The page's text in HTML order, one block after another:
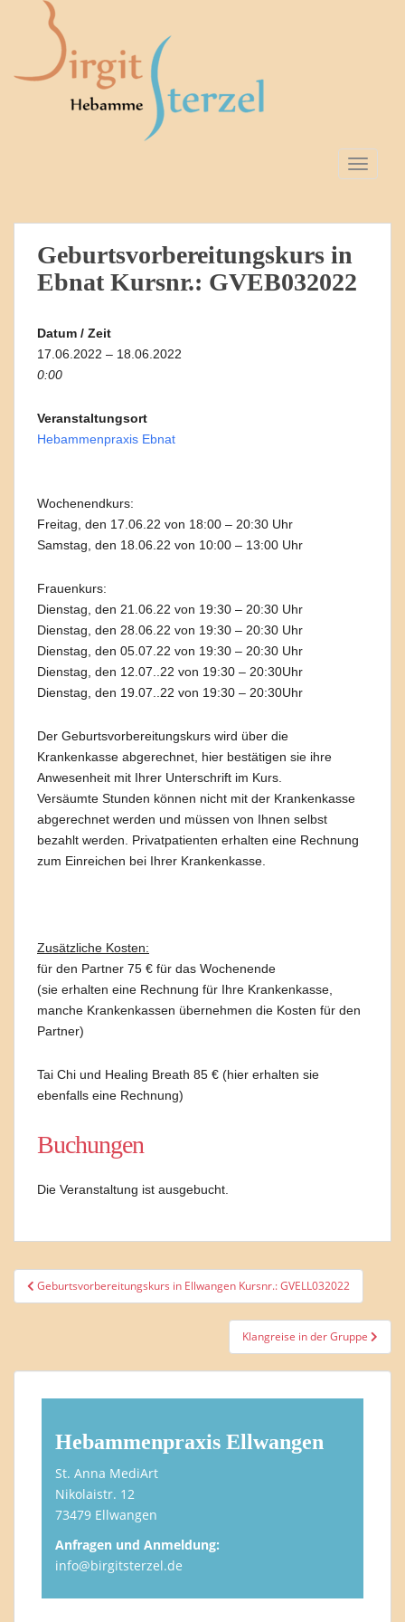
Geburtsvorbereitungskurs in
Ebnat Kursnr.: GVEB032022
Datum / Zeit
17.06.2022 – 18.06.2022
0:00
Veranstaltungsort
Hebammenpraxis Ebnat
Wochenendkurs:
Freitag, den 17.06.22 von 18:00 – 20:30 Uhr
Samstag, den 18.06.22 von 10:00 – 13:00 Uhr
Frauenkurs:
Dienstag, den 21.06.22 von 19:30 – 20:30 Uhr
Dienstag, den 28.06.22 von 19:30 – 20:30 Uhr
Dienstag, den 05.07.22 von 19:30 – 20:30 Uhr
Dienstag, den 12.07..22 von 19:30 – 20:30Uhr
Dienstag, den 19.07..22 von 19:30 – 20:30Uhr
Der Geburtsvorbereitungskurs wird über die
Krankenkasse abgerechnet, hier bestätigen sie ihre
Anwesenheit mit Ihrer Unterschrift im Kurs.
Versäumte Stunden können nicht mit der Krankenkasse
abgerechnet werden und müssen von Ihnen selbst
bezahlt werden. Privatpatienten erhalten eine Rechnung
zum Einreichen bei Ihrer Krankenkasse.
Zusätzliche Kosten:
für den Partner 75 € für das Wochenende
(sie erhalten eine Rechnung für Ihre Krankenkasse,
manche Krankenkassen übernehmen die Kosten für den
Partner)
Tai Chi und Healing Breath 85 € (hier erhalten sie
ebenfalls eine Rechnung)
Buchungen
Die Veranstaltung ist ausgebucht.
Beitragsnavigation
Geburtsvorbereitungskurs in Ellwangen Kursnr.: GVELL032022
Klangreise in der Gruppe
Hebammenpraxis Ellwangen
St. Anna MediArt
Nikolaistr. 12
73479 Ellwangen
Anfragen und Anmeldung:
info@birgitsterzel.de